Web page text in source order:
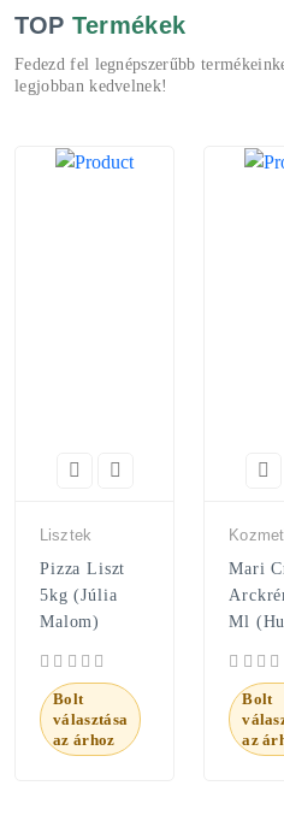
TOP Termékek
Fedezd fel legnépszerűbb
legjobban kedvelnek!
Lisztek
Pizza Liszt
5kg (Júlia
Malom)
Bolt
választása
az árhoz
Mari
Ml
Bolt
az